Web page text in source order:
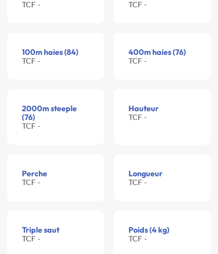
TCF - TCF -
100m haies (84)
TCF -
400m haies (76)
TCF -
2000m steeple
(76)
TCF -
Hauteur
TCF -
Perche
TCF -
Longueur
TCF -
Triple saut
TCF -
Poids (4 kg)
TCF -